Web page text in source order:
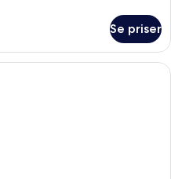
Se priser
Dobbeltrom | Sengetøy av topp